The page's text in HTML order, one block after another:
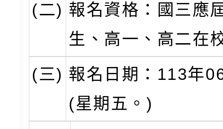
(二) 報名資格：國三應
生、高一、高二在
(三) 報名日期：113年
(星期五。)